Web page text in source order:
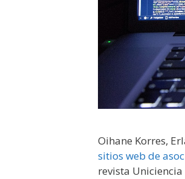
Oihane Korres,
sitios web de
revista Uniciencia